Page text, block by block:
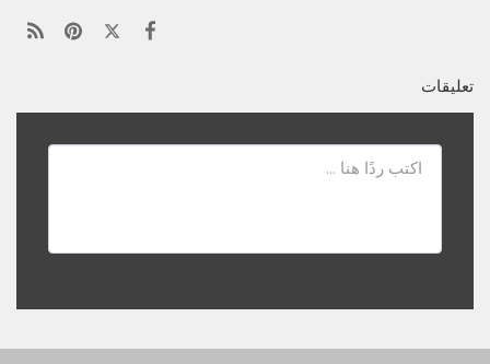
تعليقات